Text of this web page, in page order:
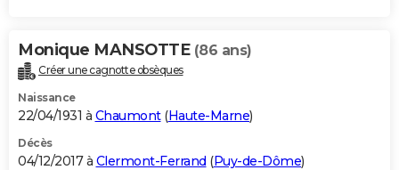
Monique MANSOTTE (86 ans)
Créer une cagnotte obsèques
Naissance
22/04/1931 à Chaumont(Haute-Marne)
Décès
04/12/2017 à Clermont-Ferrand (Puy-de-Dôme)